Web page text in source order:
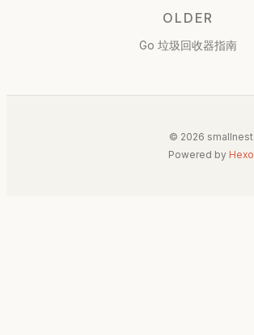
OLDER
Go 垃圾回收器指南
© 2026 smallnest
Powered by Hexo